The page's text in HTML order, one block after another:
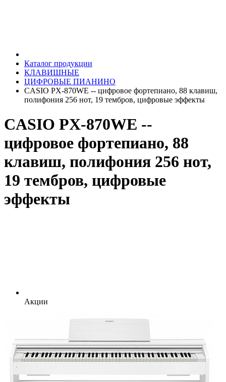
Каталог продукции
КЛАВИШНЫЕ
ЦИФРОВЫЕ ПИАНИНО
CASIO PX-870WE -- цифровое фортепиано, 88 клавиш,
полифония 256 нот, 19 тембров, цифровые эффекты
CASIO PX-870WE --
цифровое фортепиано, 88
клавиш, полифония 256 нот,
19 тембров, цифровые
эффекты
Акции